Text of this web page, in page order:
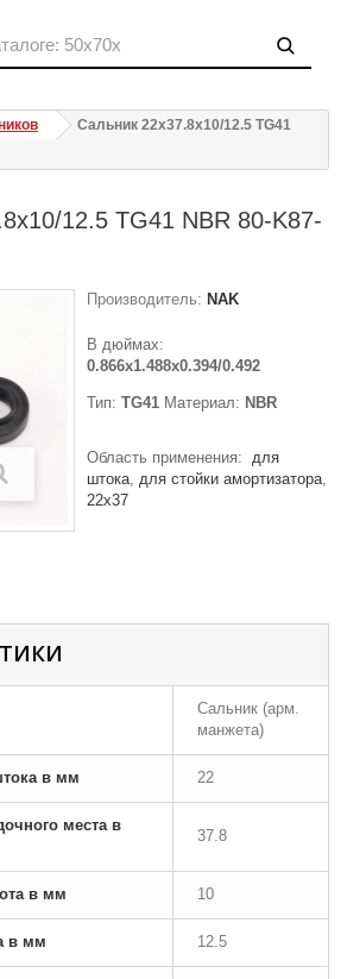
Сальник 22x37.8x10/12.5 TG41
12.5 TG41 NBR 80-K87-
Производитель: NAK
В дюймах:
0.866x1.488x0.394/0.492
Тип: TG41 Материал: NBR
Область применения: для
штока для стойки амортизатора
22x37
Сальник (арм.
манжета)
в мм 22
места в
37.8
в мм 10
в мм 12.5